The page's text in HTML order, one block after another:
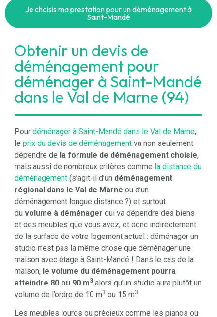
Je choisis ma prestation pour un déménagement à
Saint-Mandé
Obtenir un devis de
déménagement pour
déménager à Saint-Mandé
dans le Val de Marne (94)
Pour déménager à Saint-Mandé dans le Val de Marne,
le prix du devis de déménagement va non seulement
dépendre de la formule de déménagement choisie,
mais aussi de nombreux critères comme la distance du
déménagement (s’agit-il d’un déménagement
régional dans le Val de Marne ou d’un
déménagement longue distance ?) et surtout
du volume à déménager qui va dépendre des biens
et des meubles que vous avez, et donc indirectement
de la surface de votre logement actuel : déménager un
studio n’est pas la même chose que déménager une
maison avec étage à Saint-Mandé ! Dans le cas de la
maison, le volume du déménagement pourra
atteindre 80 ou 90 m3 alors qu’un studio aura plutôt un
volume de l’ordre de 10 m3 ou 15 m3.
Les meubles lourds ou précieux comme les pianos ou